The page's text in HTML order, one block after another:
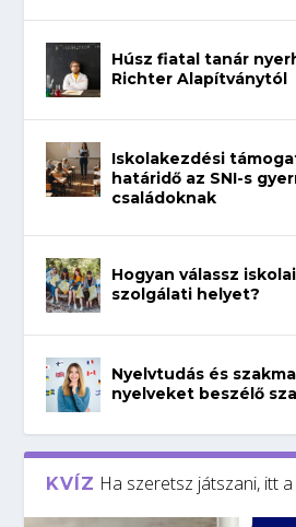
Húsz fiatal tanár
Richter Alapítványtól
Iskolakezdési
határidő az SNI-s
családoknak
Hogyan válassz
szolgálati helyet?
Nyelvtudás és
nyelveket beszélő
KVÍZ Ha szeretsz játszani, itt